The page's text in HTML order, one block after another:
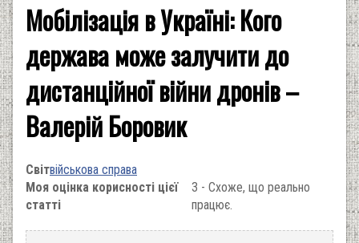
Мобілізація в Україні: Кого
держава може залучити до
дистанційної війни дронів –
Валерій Боровик
Світвійськова справа
Моя оцінка корисності цієї
статті
3 - Схоже, що реально
працює.